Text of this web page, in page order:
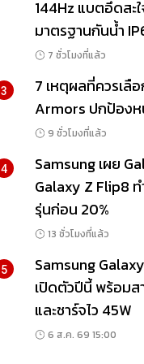
144Hz แบตอึดส
มาตรฐานกันน้ำ
7 ชั่วโมงที่แล้ว
3
7 เหตุผลที่ควรเลื
Armors ปกป้องห
9 ชั่วโมงที่แล้ว
4
Samsung เผย
Galaxy Z Flip8
รุ่นก่อน 20%
13 ชั่วโมงที่แล้ว
5
Samsung
เปิดตัวปีนี้ พร้อม
และชาร์จไว 45W
6 ส.ค. 69 15:00